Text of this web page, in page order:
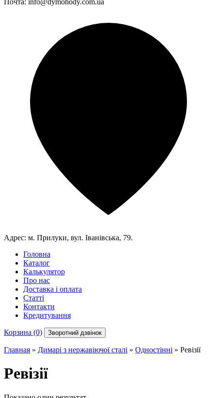
Почта: info@dymohody.com.ua
Адрес: м. Прилуки, вул. Іванівська, 79.
Головна
Каталог
Калькулятор
Про нас
Доставка і оплата
Статті
Контакти
Кредитування
Корзина (0) Зворотний дзвінок
Главная » Димарі з нержавіючої сталі » Одностінні » Ревізії
Ревізії